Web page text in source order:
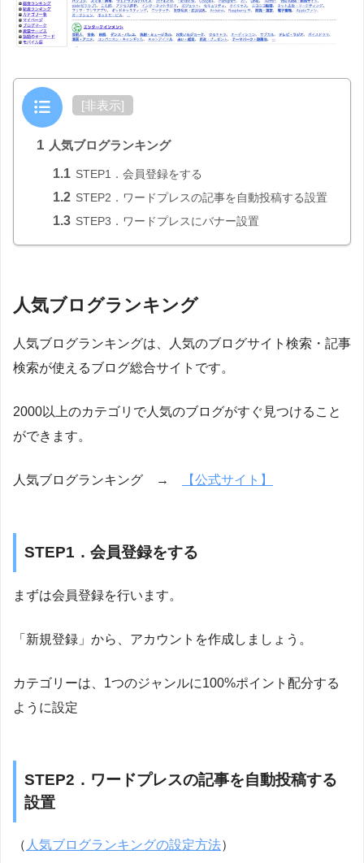
目次 [非表示]
1 人気ブログランキング
1.1 STEP1．会員登録をする
1.2 STEP2．ワードプレスの記事を自動投稿する設置
1.3 STEP3．ワードプレスにバナー設置
人気ブログランキング
人気ブログランキングは、人気のブログサイト検索・記事
検索が使えるブログ総合サイトです。
2000以上のカテゴリで人気のブログがすぐ見つけること
ができます。
人気ブログランキング → 【公式サイト】
STEP1．会員登録をする
まずは会員登録を行います。
「新規登録」から、アカウントを作成しましょう。
カテゴリーは、1つのジャンルに100%ポイント配分する
ように設定
STEP2．ワードプレスの記事を自動投稿する
設置
（ 人気ブログランキングの設定方法）